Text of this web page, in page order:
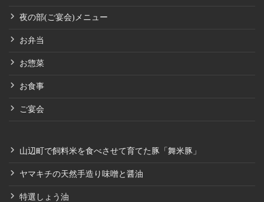
夜の部(ご宴会)メニュー
お弁当
お惣菜
お食事
ご宴会
山辺町で飼料米を食べさせて育てた豚「舞米豚」
ヤマキチの天然手造り味噌と醤油
特選しょう油